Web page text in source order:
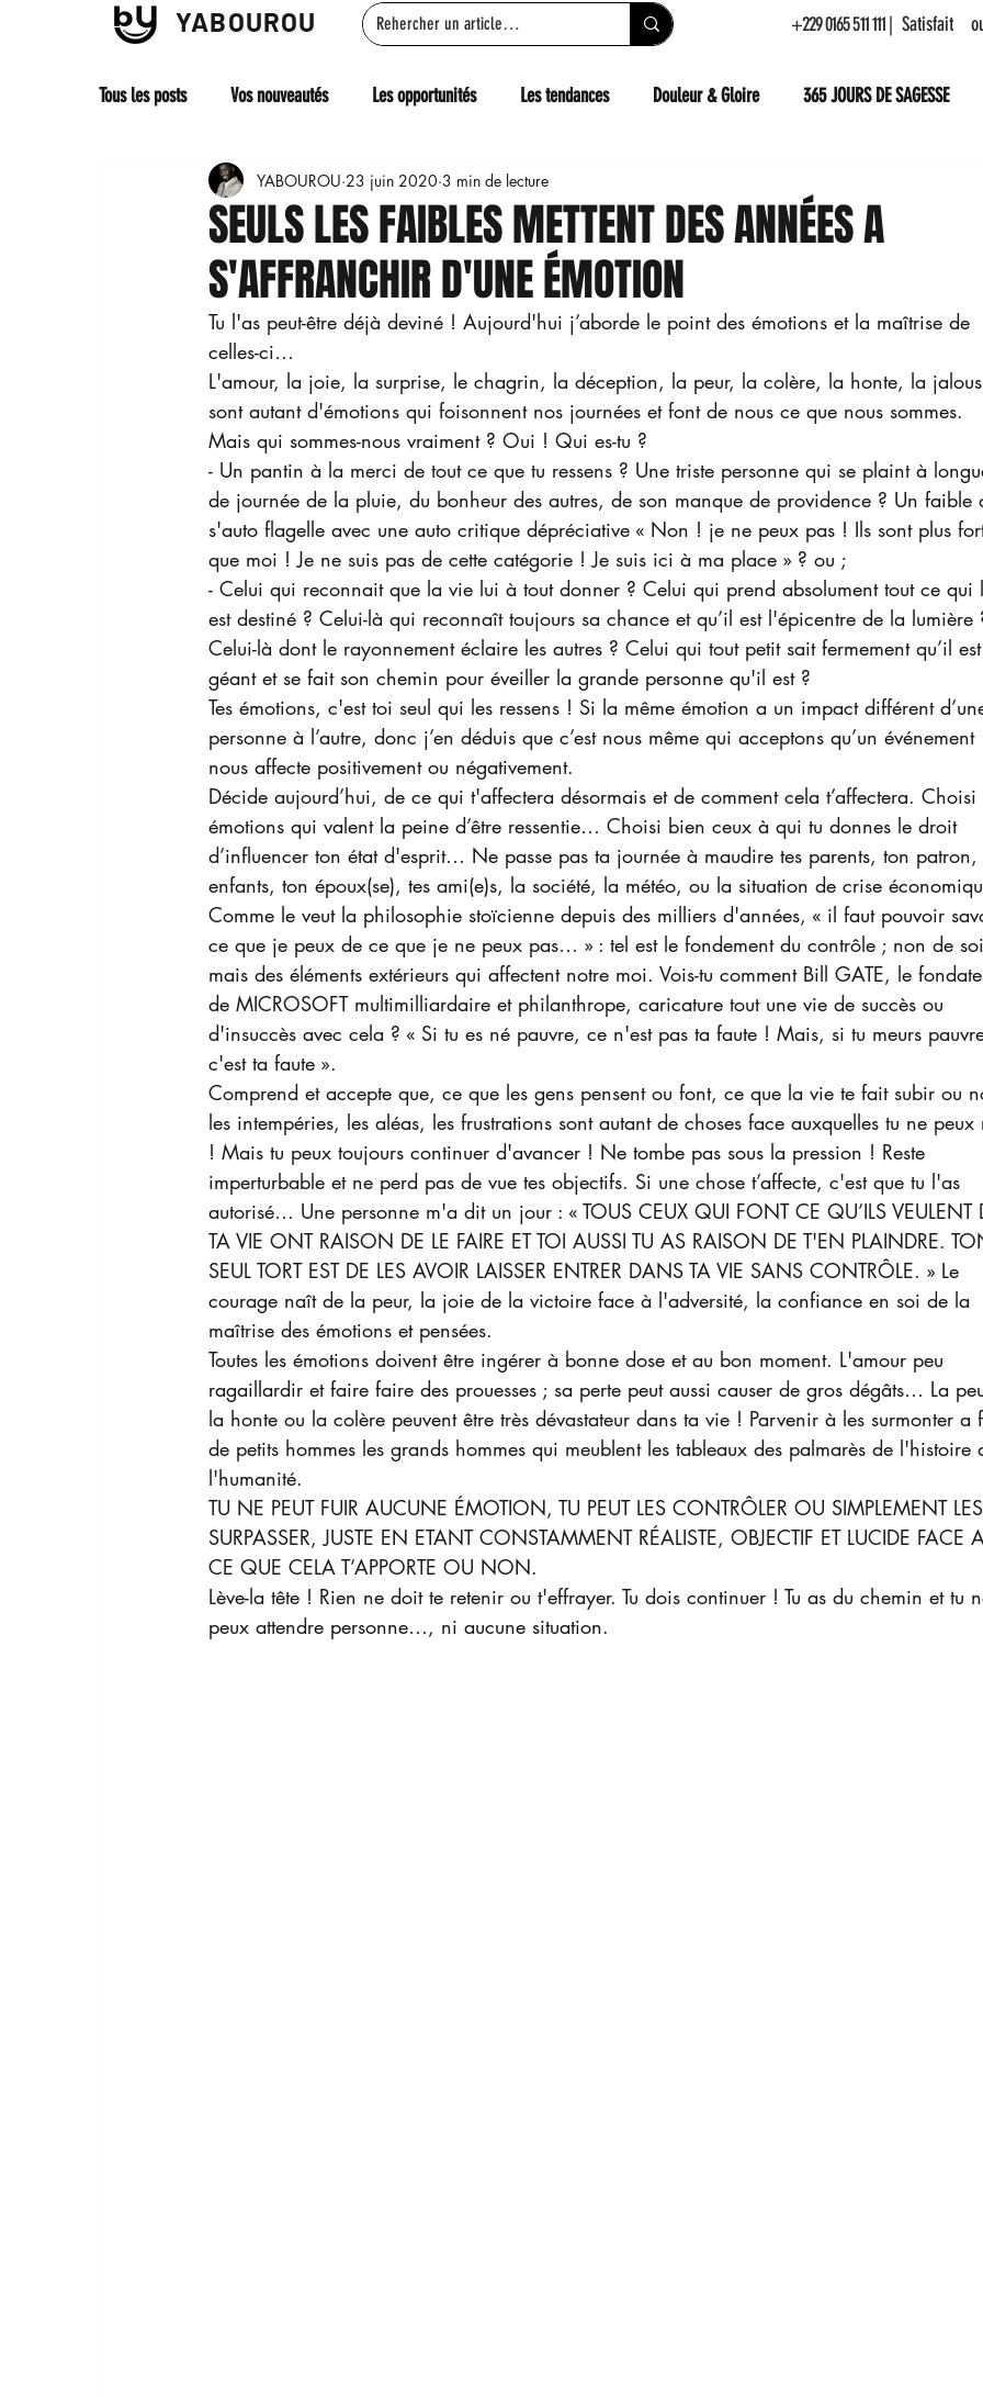
YABOUROU +229 0165 511 111| Satisfait
Tous les posts Vos nouveautés Les opportunités Les tendances Douleur & Gloire 365 JOURS DE SAGESSE
SEULS LES FAIBLES METTENT DES ANNÉES A
S'AFFRANCHIR D'UNE ÉMOTION
YABOUROU 23 juin 2020 3 min de lecture
Tu l'as peut-être déjà deviné ! Aujourd'hui j’aborde le point des émotions et la maîtrise de
celles-ci…
L'amour, la joie, la surprise, le chagrin, la déception, la peur, la colère, la honte, la
sont autant d'émotions qui foisonnent nos journées et font de nous ce que nous sommes.
Mais qui sommes-nous vraiment ? Oui ! Qui es-tu ?
- Un pantin à la merci de tout ce que tu ressens ? Une triste personne qui se plaint à
de journée de la pluie, du bonheur des autres, de son manque de providence ? Un
s'auto flagelle avec une auto critique dépréciative « Non ! je ne peux pas ! Ils sont plus
que moi ! Je ne suis pas de cette catégorie ! Je suis ici à ma place » ? ou ;
- Celui qui reconnait que la vie lui à tout donner ? Celui qui prend absolument tout ce
est destiné ? Celui-là qui reconnaît toujours sa chance et qu’il est l'épicentre de la
Celui-là dont le rayonnement éclaire les autres ? Celui qui tout petit sait fermement qu’il
géant et se fait son chemin pour éveiller la grande personne qu'il est ?
Tes émotions, c'est toi seul qui les ressens ! Si la même émotion a un impact différent
personne à l’autre, donc j’en déduis que c’est nous même qui acceptons qu’un événement
nous affecte positivement ou négativement.
Décide aujourd’hui, de ce qui t'affectera désormais et de comment cela t’affectera.
émotions qui valent la peine d’être ressentie… Choisi bien ceux à qui tu donnes le droit
d’influencer ton état d'esprit… Ne passe pas ta journée à maudire tes parents, ton
enfants, ton époux(se), tes ami(e)s, la société, la météo, ou la situation de crise
Comme le veut la philosophie stoïcienne depuis des milliers d'années, « il faut pouvoir
ce que je peux de ce que je ne peux pas… » : tel est le fondement du contrôle ; non de
mais des éléments extérieurs qui affectent notre moi. Vois-tu comment Bill GATE, le
de MICROSOFT multimilliardaire et philanthrope, caricature tout une vie de succès ou
d'insuccès avec cela ? « Si tu es né pauvre, ce n'est pas ta faute ! Mais, si tu meurs
c'est ta faute ».
Comprend et accepte que, ce que les gens pensent ou font, ce que la vie te fait subir ou
les intempéries, les aléas, les frustrations sont autant de choses face auxquelles tu ne
! Mais tu peux toujours continuer d'avancer ! Ne tombe pas sous la pression ! Reste
imperturbable et ne perd pas de vue tes objectifs. Si une chose t’affecte, c'est que tu l'as
autorisé… Une personne m'a dit un jour : « TOUS CEUX QUI FONT CE QU’ILS VEULENT
TA VIE ONT RAISON DE LE FAIRE ET TOI AUSSI TU AS RAISON DE T'EN PLAINDRE.
SEUL TORT EST DE LES AVOIR LAISSER ENTRER DANS TA VIE SANS CONTRÔLE. » Le
courage naît de la peur, la joie de la victoire face à l'adversité, la confiance en soi de la
maîtrise des émotions et pensées.
Toutes les émotions doivent être ingérer à bonne dose et au bon moment. L'amour peu
ragaillardir et faire faire des prouesses ; sa perte peut aussi causer de gros dégâts… La
la honte ou la colère peuvent être très dévastateur dans ta vie ! Parvenir à les surmonter
de petits hommes les grands hommes qui meublent les tableaux des palmarès de
l'humanité.
TU NE PEUT FUIR AUCUNE ÉMOTION, TU PEUT LES CONTRÔLER OU SIMPLEMENT
SURPASSER, JUSTE EN ETANT CONSTAMMENT RÉALISTE, OBJECTIF ET LUCIDE FACE
CE QUE CELA T’APPORTE OU NON.
Lève-la tête ! Rien ne doit te retenir ou t'effrayer. Tu dois continuer ! Tu as du chemin et tu
peux attendre personne…, ni aucune situation.